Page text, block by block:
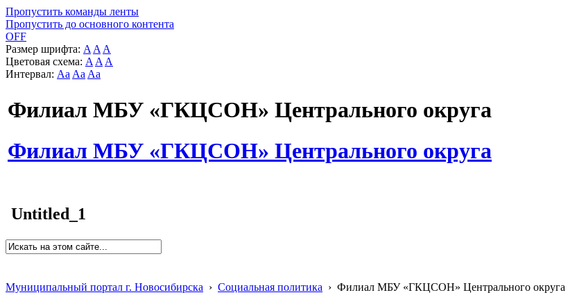
Пропустить команды ленты
Пропустить до основного контента
OFF
Размер шрифта: A A A
Цветовая схема: A A A
Интервал: Aa Aa Aa
Филиал МБУ «ГКЦСОН» Центрального округа
Филиал МБУ «ГКЦСОН» Центрального округа
Untitled_1
Муниципальный портал г. Новосибирска › Социальная политика › Филиал МБУ «ГКЦСОН» Центрального округа